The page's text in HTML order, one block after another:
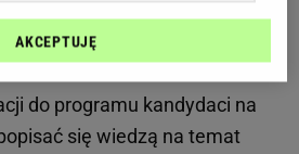
poradziła sobie z
pytaniami
do programu kandydaci na
się wiedzą na temat
AKCEPTUJĘ